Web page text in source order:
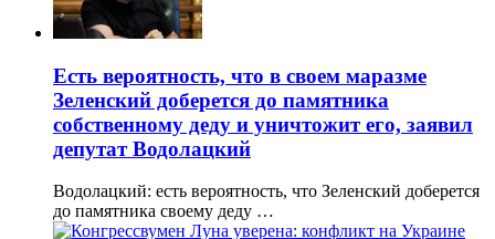
Есть вероятность, что в своем маразме
Зеленский доберется до памятника
собственному деду и уничтожит его, заявил
депутат Водолацкий
Водолацкий: есть вероятность, что Зеленский доберется
до памятника своему деду …